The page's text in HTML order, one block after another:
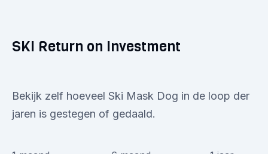
SKI Return on Investment
Bekijk zelf hoeveel Ski Mask Dog in de loop der
jaren is gestegen of gedaald.